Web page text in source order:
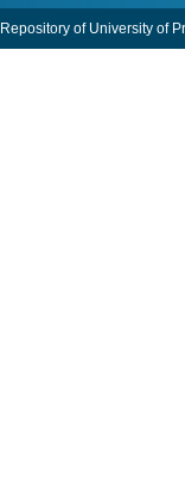
Repository of University of